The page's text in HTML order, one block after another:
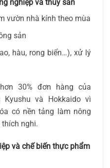
nghiệp và thủy sản
vườn nhà kính theo mùa
sản
hàu, rong biển…), xử lý
30% đơn hàng của
và Hokkaido vì
có nền tảng làm nông
thích nghi.
và chế biến thực phẩm